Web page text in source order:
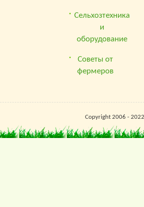
Сельхозтехника
и
оборудование
Советы от
фермеров
Copyright 2006 -